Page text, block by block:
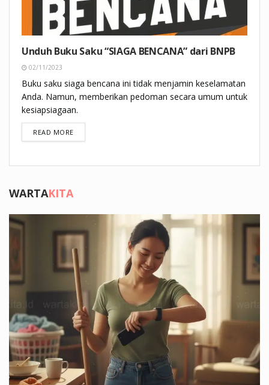
Unduh Buku Saku “SIAGA BENCANA” dari BNPB
02/11/2023
Buku saku siaga bencana ini tidak menjamin keselamatan
Anda. Namun, memberikan pedoman secara umum untuk
kesiapsiagaan.
READ MOREDETAILS
WARTAKITA